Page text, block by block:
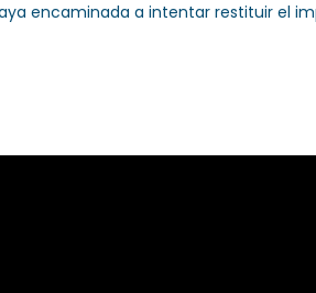
encaminada a intentar restituir el